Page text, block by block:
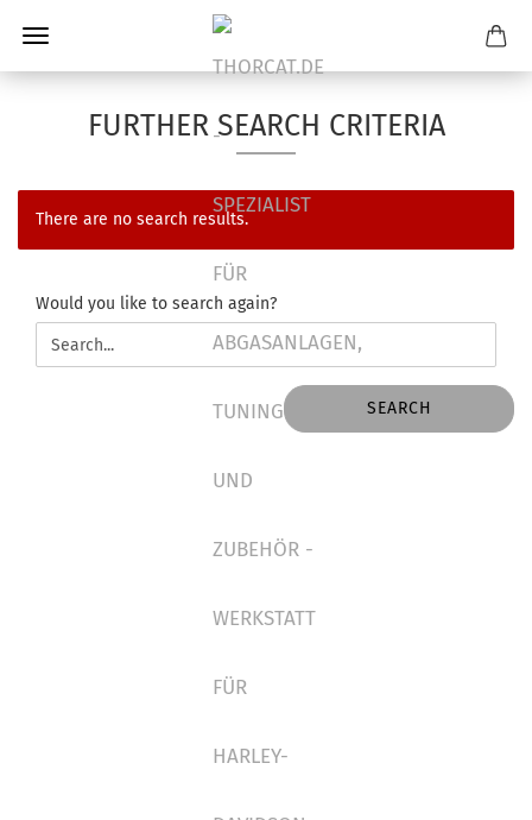
FURTHER SEARCH CRITERIA
There are no search results.
WOULD
YOU
LIKE
Would you like to search again?
SEARCH